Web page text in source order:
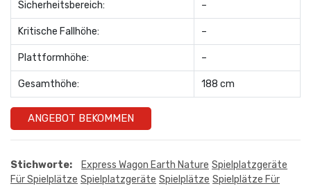
Sicherheitsbereich: –
Kritische Fallhöhe: –
Plattformhöhe: –
Gesamthöhe: 188 cm
ANGEBOT BEKOMMEN
Stichworte: Express Wagon Earth Nature Spielplatzgeräte
Für Spielplätze Spielplatzgeräte Spielplätze Spielplätze Für